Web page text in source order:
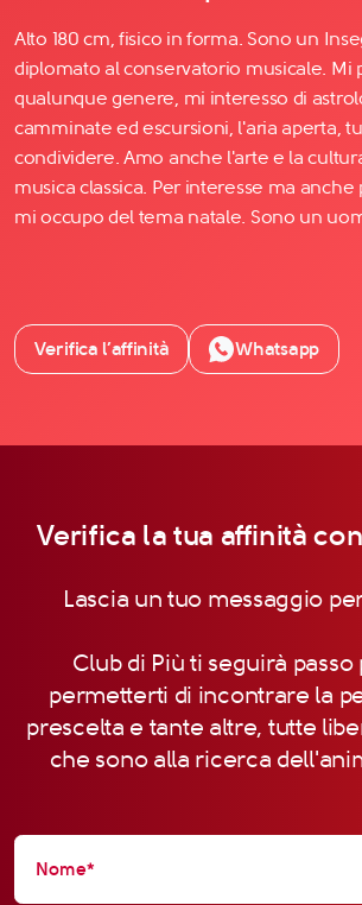
Alto 180 cm, fisico in forma. Sono un
diplomato al conservatorio musicale. Mi
qualunque genere, mi interesso di
camminate ed escursioni, l'aria aperta,
condividere. Amo anche l'arte e la
musica classica. Per interesse ma
mi occupo del tema natale. Sono un
Verifica l’affinità Whatsapp
Verifica la tua affinità
Lascia un tuo messaggio
Club di Più ti seguirà passo
permetterti di incontrare la
prescelta e tante altre, tutte
che sono alla ricerca